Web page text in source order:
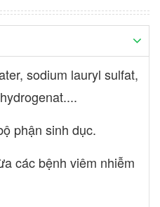
sodium lauryl sulfat,
phận sinh dục.
các bệnh viêm nhiễm